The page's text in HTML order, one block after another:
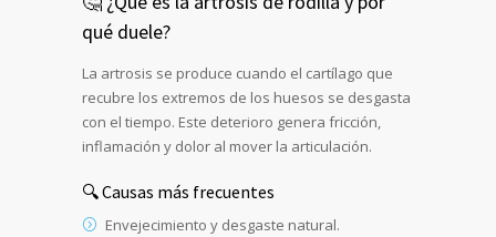
qué duele?
La artrosis se produce cuando el cartílago que
recubre los extremos de los huesos se desgasta
con el tiempo. Este deterioro genera fricción,
inflamación y dolor al mover la articulación.
🔍 Causas más frecuentes
Envejecimiento y desgaste natural.